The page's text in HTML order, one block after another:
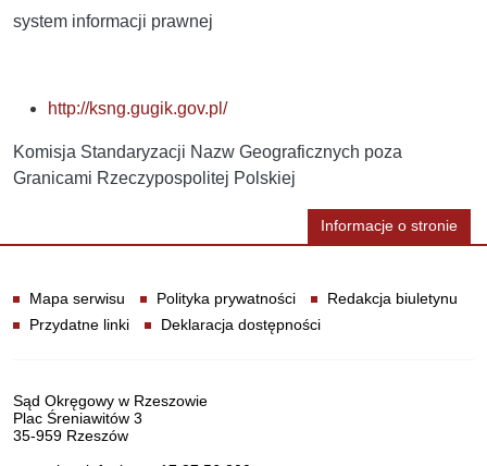
system informacji prawnej
http://ksng.gugik.gov.pl/
Komisja Standaryzacji Nazw Geograficznych poza
Granicami Rzeczypospolitej Polskiej
Informacje o stronie
Mapa serwisu Polityka prywatności
Redakcja biuletynu
Przydatne linki
Deklaracja dostępności
Dane teleadresowe
Sąd Okręgowy w Rzeszowie
Plac Śreniawitów 3
35-959 Rzeszów